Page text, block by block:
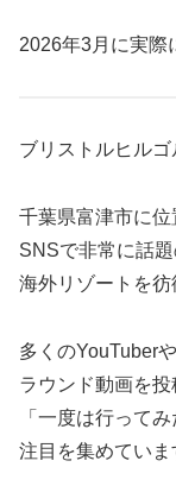
2026年3月に実際
ブリストルヒル
千葉県富津市に位
SNSで非常に話
海外リゾートを彷
多くのYouTuber
ラウンド動画を投
「一度は行って
注目を集めていま